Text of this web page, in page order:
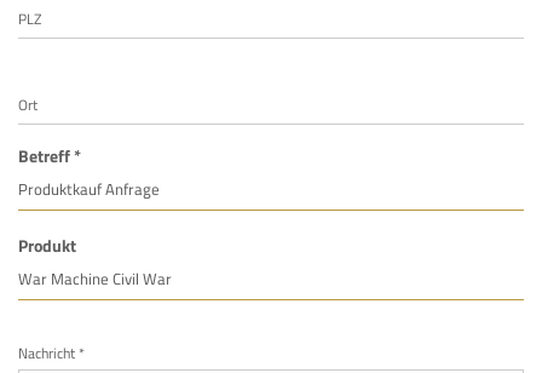
PLZ
Ort
Betreff *
Produkt
Nachricht *